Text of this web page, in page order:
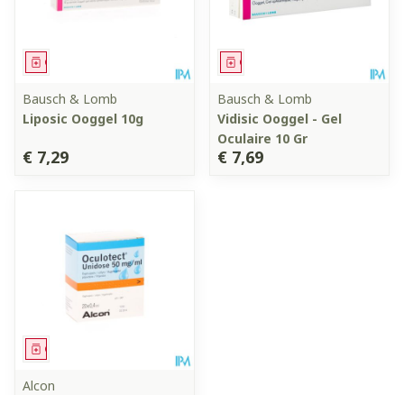
Geneesmiddel
Bausch & Lomb
Liposic Ooggel 10g
€ 7,29
Geneesmiddel
Bausch & Lomb
Vidisic Ooggel - Gel
Oculaire 10 Gr
€ 7,69
Geneesmiddel
Alcon